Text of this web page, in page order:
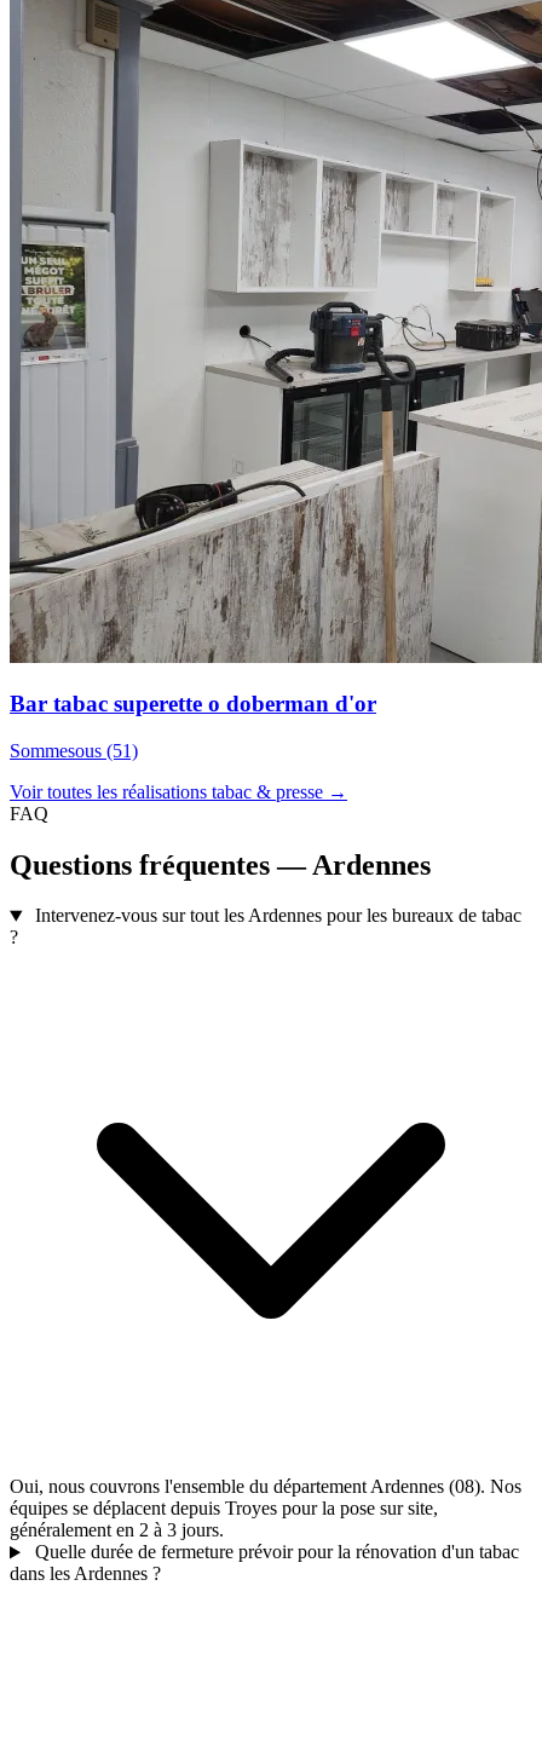
Bar tabac superette o doberman d'or
Sommesous (51)
Voir toutes les réalisations tabac & presse →
FAQ
Questions fréquentes — Ardennes
Intervenez-vous sur tout les Ardennes pour les bureaux de tabac
?
Oui, nous couvrons l'ensemble du département Ardennes (08). Nos
équipes se déplacent depuis Troyes pour la pose sur site,
généralement en 2 à 3 jours.
Quelle durée de fermeture prévoir pour la rénovation d'un tabac
dans les Ardennes ?